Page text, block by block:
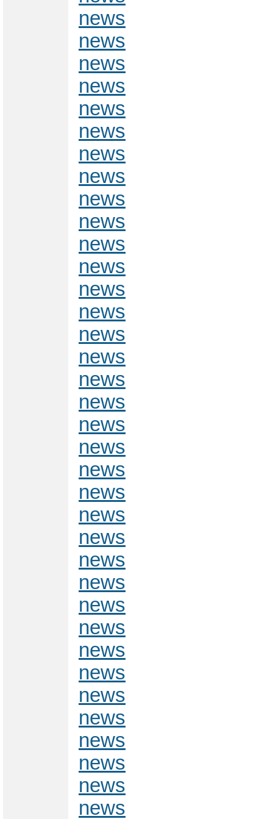
news
news
news
news
news
news
news
news
news
news
news
news
news
news
news
news
news
news
news
news
news
news
news
news
news
news
news
news
news
news
news
news
news
news
news
news